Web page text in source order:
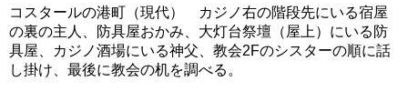
コスタールの港町（現代） カジノ右の階段先にいる宿屋
の裏の主人、防具屋おかみ、大灯台祭壇（屋上）にいる防
具屋、カジノ酒場にいる神父、教会2Fのシスターの順に話
し掛け、最後に教会の机を調べる。